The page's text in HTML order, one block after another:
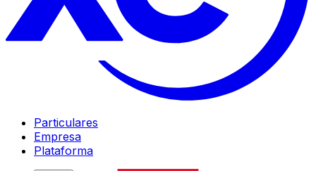
Particulares
Empresa
Plataforma